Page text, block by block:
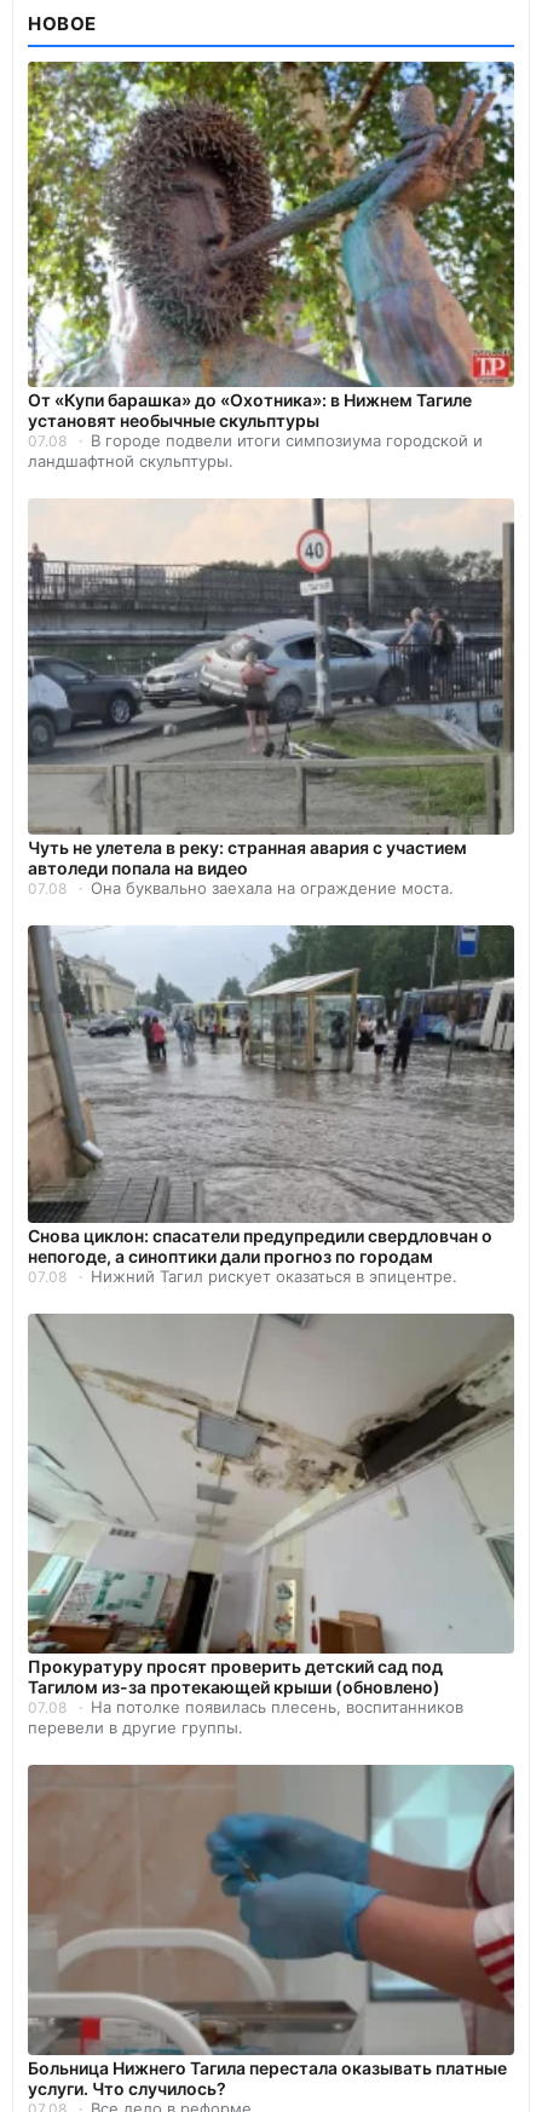
НОВОЕ
От «Купи барашка» до «Охотника»: в Нижнем Тагиле
установят необычные скульптуры
07.08
В городе подвели итоги симпозиума городской и
ландшафтной скульптуры.
Чуть не улетела в реку: странная авария с участием
автоледи попала на видео
07.08 Она буквально заехала на ограждение моста.
Снова циклон: спасатели предупредили свердловчан о
непогоде, а синоптики дали прогноз по городам
07.08 Нижний Тагил рискует оказаться в эпицентре.
Прокуратуру просят проверить детский сад под
Тагилом из-за протекающей крыши (обновлено)
07.08
На потолке появилась плесень, воспитанников
перевели в другие группы.
Больница Нижнего Тагила перестала оказывать платные
услуги. Что случилось?
Все дело в реформе.